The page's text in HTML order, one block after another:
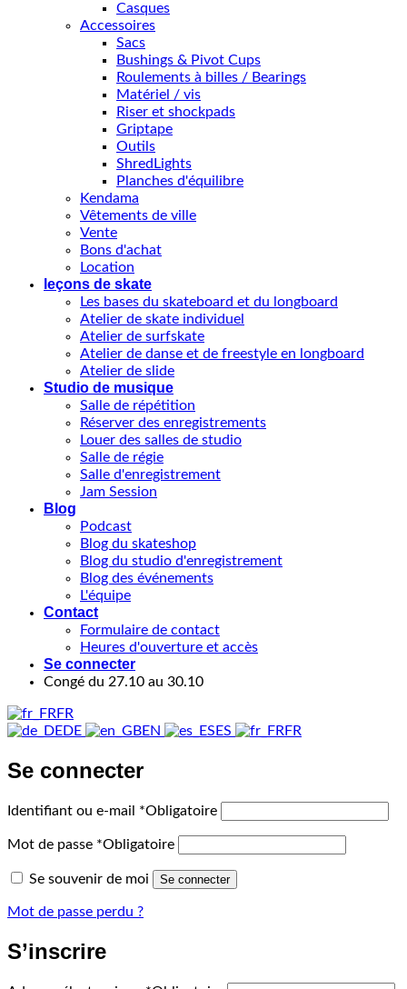
Casques
Accessoires
Sacs
Bushings & Pivot Cups
Roulements à billes / Bearings
Matériel / vis
Riser et shockpads
Griptape
Outils
ShredLights
Planches d'équilibre
Kendama
Vêtements de ville
Vente
Bons d'achat
Location
leçons de skate
Les bases du skateboard et du longboard
Atelier de skate individuel
Atelier de surfskate
Atelier de danse et de freestyle en longboard
Atelier de slide
Studio de musique
Salle de répétition
Réserver des enregistrements
Louer des salles de studio
Salle de régie
Salle d'enregistrement
Jam Session
Blog
Podcast
Blog du skateshop
Blog du studio d'enregistrement
Blog des événements
L'équipe
Contact
Formulaire de contact
Heures d'ouverture et accès
Se connecter
Congé du 27.10 au 30.10
FR
DE
EN ES FR
Se connecter
Identifiant ou e-mail *Obligatoire
Mot de passe *Obligatoire
Se souvenir de moi Se connecter
Mot de passe perdu ?
S’inscrire